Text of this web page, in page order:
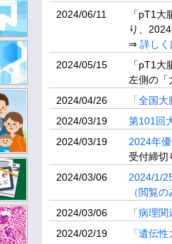
2024/06/11
「pT1
り、
⇒ 詳し
2024/05/15
「pT1
左側の「
2024/04/26
「全国
2024/03/19
第101回
2024/03/19
2024年
受付締切
2024/03/06
2024/1/
（閲覧
2024/03/06
「病理
2024/02/19
「遺伝